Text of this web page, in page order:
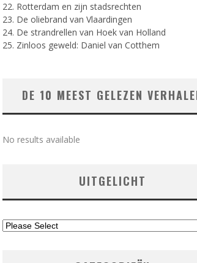
22. Rotterdam en zijn stadsrechten
23. De oliebrand van Vlaardingen
24. De strandrellen van Hoek van Holland
25. Zinloos geweld: Daniel van Cotthem
DE 10 MEEST GELEZEN
No results available
UITGELICHT